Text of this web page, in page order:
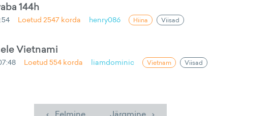
144h
Loetud2547 korda henry086 Hiina Viisad
Vietnami
Loetud554 korda liamdominic Vietnam Viisad